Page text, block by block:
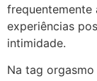
frequentemente
experiências
intimidade.
Na tag